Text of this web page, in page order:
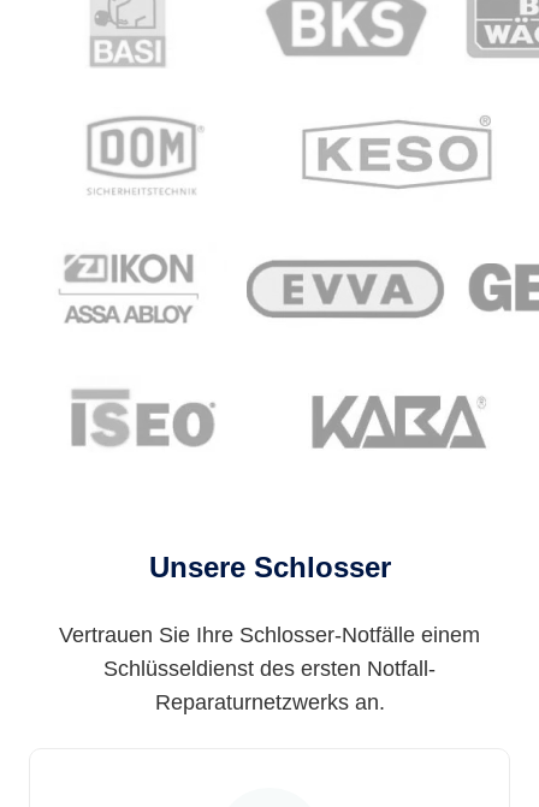
Unsere Schlosser
Vertrauen Sie Ihre Schlosser-Notfälle einem
Schlüsseldienst des ersten Notfall-
Reparaturnetzwerks an.